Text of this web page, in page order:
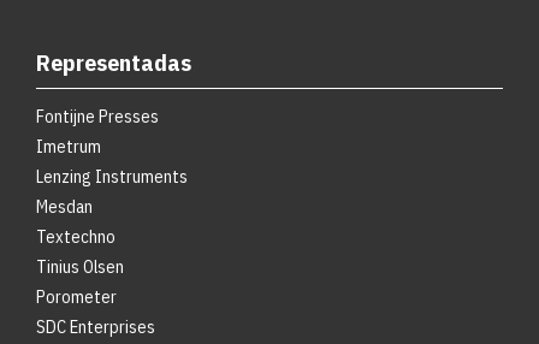
Representadas
Fontijne Presses
Imetrum
Lenzing Instruments
Mesdan
Textechno
Tinius Olsen
Porometer
SDC Enterprises